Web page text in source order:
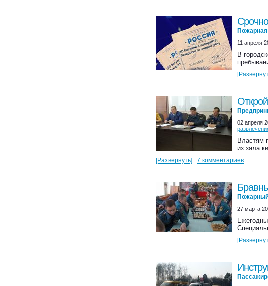
11 апреля
В
02 апреля
Властям
из зала
[Развернуть] 7 комментариев
27 марта